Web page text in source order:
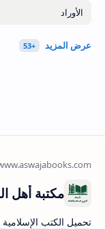
مكتبة أهل
تحميل الكتب